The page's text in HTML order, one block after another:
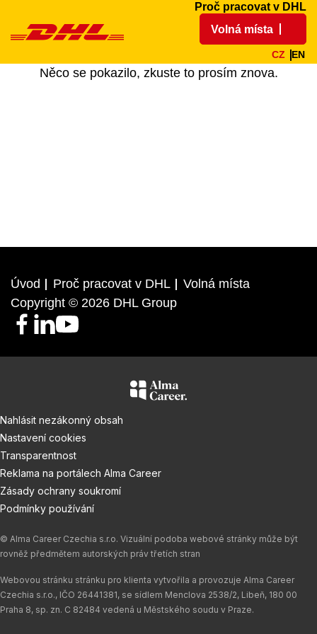
Proč pracovat v DHL
Volná místa
CZ EN
Něco se pokazilo, zkuste to prosím znova.
Úvod Proč pracovat v DHL
Volná místa
Copyright © 2026 DHL Group
F
c
o
o
k
L
n
d
I
n
Y
u
b
e
Nahlásit nezákonný obsah
Nastavení cookies
Transparentnost
Reklama na portálech Alma Career
Zásady ochrany soukromí
Podmínky používání
© Alma Career Czechia s.r.o. Vizuální podoba webové stránky může být
rovněž předmětem autorských práv třetích stran
Webovou stránku stránku pro klienta vytvořila a provozuje Alma Career
Czechia s.r.o., IČO 26441381, se sídlem Menclova 2538/2, Libeň, 180 00
Praha 8, sp. zn. C 82484 vedená u Městského soudu v Praze.